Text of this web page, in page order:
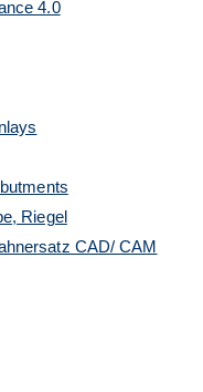
4.0
Riegel
CAD/ CAM